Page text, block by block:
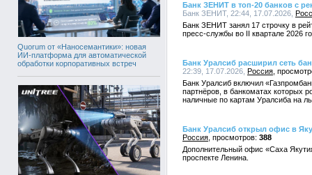
Quorum от «Наносемантики»: новая
ИИ-платформа для автоматической
обработки корпоративных встреч
Банк ЗЕНИТ в топ-20 банков с
Банк ЗЕНИТ, 22:44, 17.07.2026,
Банк ЗЕНИТ занял 17 строчку в
пресс-службы во II квартале 2026
Банк Уралсиб расширил сеть
22:39, 17.07.2026, Россия
Банк Уралсиб включил
партнёров, в банкоматах которых
наличные по картам Уралсиба на
Банк Уралсиб открыл офис в
Россия
388
Дополнительный офис «Саха
проспекте Ленина.